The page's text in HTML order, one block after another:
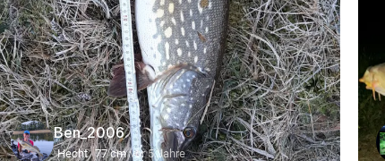
Ben_2006
Hecht 77 cm vor 5 Jahre